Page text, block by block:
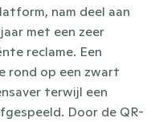
nam deel aan
met een zeer
reclame. Een
rond op een zwart
terwijl een
Door de QR-